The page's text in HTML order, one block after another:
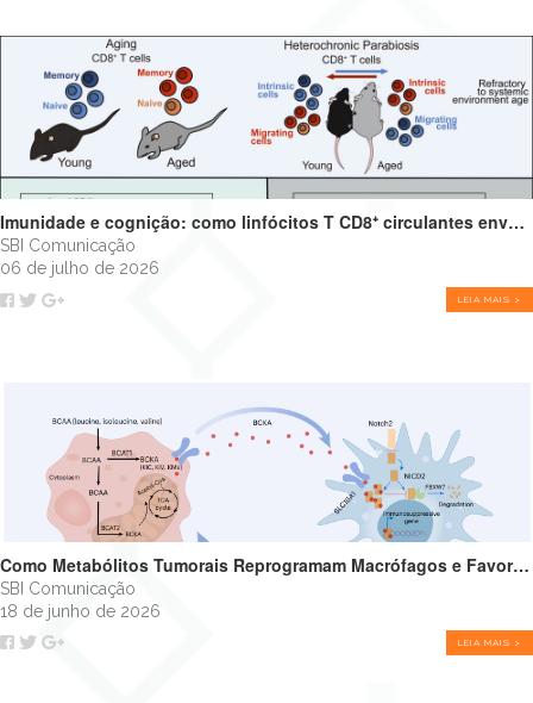
Imunidade e cognição: como linfócitos T CD8⁺ circulantes envelhecidos podem impulsionar o declínio cognitivo
SBI Comunicação
06 de julho de 2026
LEIA MAIS >
Como Metabólitos Tumorais Reprogramam Macrófagos e Favorecem o Crescimento Tumoral
SBI Comunicação
18 de junho de 2026
LEIA MAIS >